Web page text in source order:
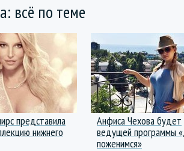
всё по теме
представила
нижнего
Анфиса Чехова будет
ведущей программы
поженимся»